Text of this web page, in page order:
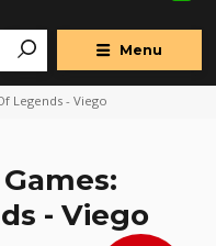
Menu
Legends - Viego
- Viego